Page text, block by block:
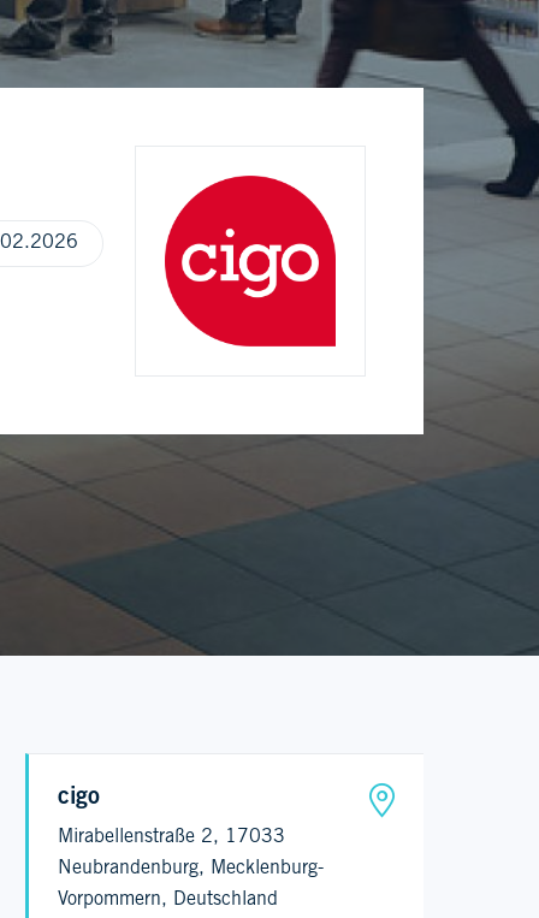
cigo
Mirabellenstraße 2, 17033
Neubrandenburg, Mecklenburg-
Vorpommern, Deutschland